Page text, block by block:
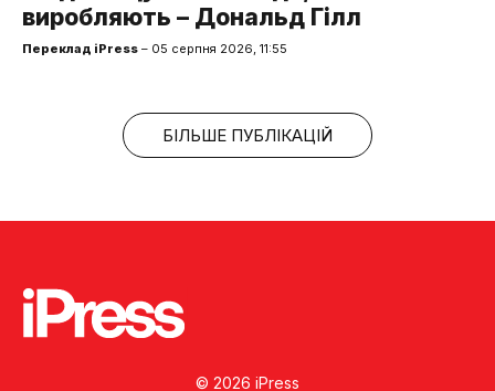
виробляють – Дональд Гілл
Переклад iPress – 05 серпня 2026, 11:55
БІЛЬШЕ ПУБЛІКАЦІЙ
© 2026 iPress